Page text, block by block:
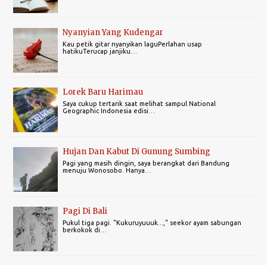
Nyanyian Yang Kudengar
Kau petik gitar nyanyikan laguPerlahan usap
hatikuTerucap janjiku…
Lorek Baru Harimau
Saya cukup tertarik saat melihat sampul National
Geographic Indonesia edisi…
Hujan Dan Kabut Di Gunung Sumbing
Pagi yang masih dingin, saya berangkat dari Bandung
menuju Wonosobo. Hanya…
Pagi Di Bali
Pukul tiga pagi. "Kukuruyuuuk...," seekor ayam sabungan
berkokok di…